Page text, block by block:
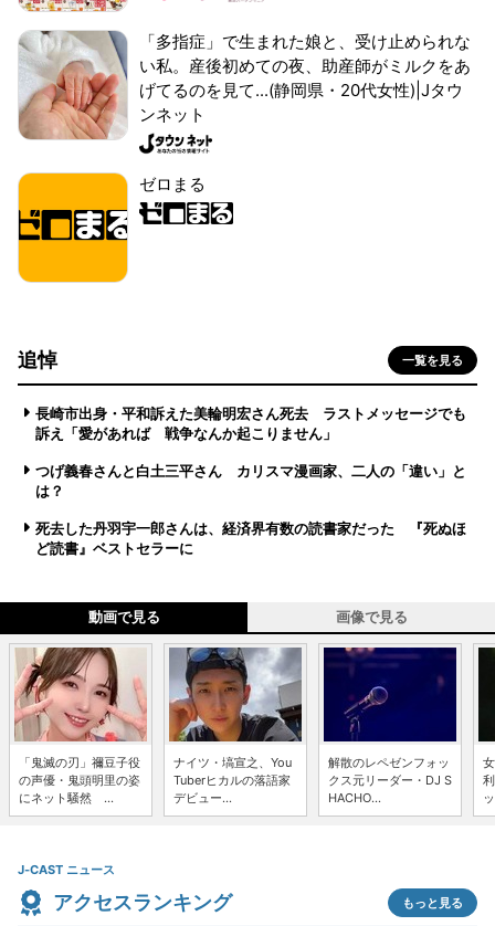
「多指症」で生まれた娘と、受け止められな
い私。産後初めての夜、助産師がミルクをあ
げてるのを見て...(静岡県・20代女性)|Jタウ
ンネット
ゼロまる
追悼 一覧を見る
長崎市出身・平和訴えた美輪明宏さん死去 ラストメッセージでも
訴え「愛があれば 戦争なんか起こりません」
つげ義春さんと白土三平さん カリスマ漫画家、二人の「違い」と
は？
死去した丹羽宇一郎さんは、経済界有数の読書家だった 『死ぬほ
ど読書』ベストセラーに
動画で見る 画像で見る
「鬼滅の刃」禰豆子役
の声優・鬼頭明里の姿
にネット騒然 ...
ナイツ・塙宣之、You
Tuberヒカルの落語家
デビュー...
解散のレペゼンフォッ
クス元リーダー・DJ S
HACHO...
J-CAST ニュース
アクセスランキング もっと見る